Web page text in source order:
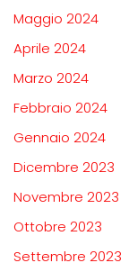
Maggio 2024
Aprile 2024
Marzo 2024
Febbraio 2024
Gennaio 2024
Dicembre 2023
Novembre 2023
Ottobre 2023
Settembre 2023